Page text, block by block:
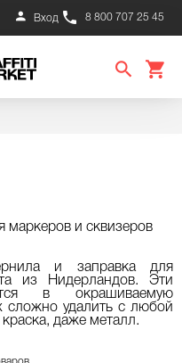
8 800 707 25 45
Вход
маркеров и сквизеров
и заправка для
из Нидерландов. Эти
в окрашиваемую
сложно удалить с любой
краска, даже металл.